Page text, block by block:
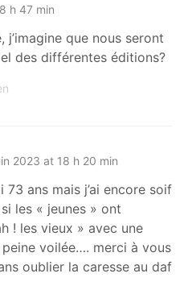
h 47 min
j’imagine que nous seront
des différentes éditions?
2023 at 18 h 20 min
73 ans mais j’ai encore soif
les « jeunes » ont
! les vieux » avec une
voilée…. merci à vous
oublier la caresse au daf